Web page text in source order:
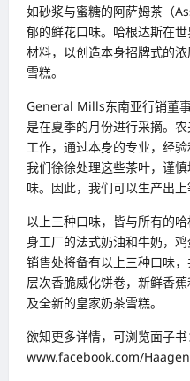
如砂浆与蜜糖的阿萨姆茶（
郁的鲜花口味。哈根达斯在
材料，以创造本身招牌式的
雪糕。
General Mills东南亚行销董
是在夏季的月份进行采摘。
工作，通过本身的专业，经
我们徐徐处理这些茶叶，谨
味。因此，我们可以生产出
以上三种口味，皆与所有的
身工厂的法式奶油和牛奶，
销售处将备有以上三种口味
层次香脆威化饼卷，新鲜香
及全新的皇家奶茶雪糕。
欲知更多详情，可浏览面子书
www.facebook.com/